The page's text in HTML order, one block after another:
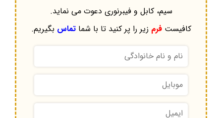
سیم، کابل و فیبرنوری دعوت می نماید.
کافیستفرم زیر را پر کنید تا با شماتماس بگیریم.